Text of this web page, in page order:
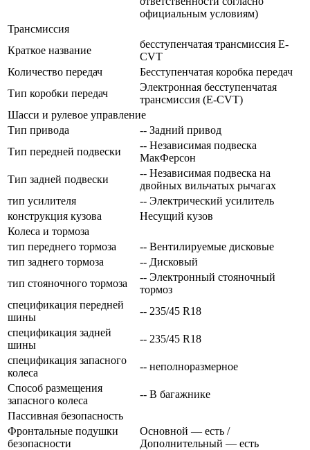
официальным условиям)
Трансмиссия
Краткое название
бесступенчатая трансмиссия E-
CVT
Количество передач
Беcступенчатая коробка передач
Тип коробки передач
Электронная бесступенчатая
трансмиссия (E-CVT)
Шасси и рулевое управление
Тип привода
-- Задний привод
Тип передней подвески
-- Независимая подвеска
МакФерсон
Тип задней подвески
-- Независимая подвеска на
двойных вильчатых рычагах
тип усилителя
-- Электрический усилитель
конструкция кузова
Несущий кузов
Колеса и тормоза
тип переднего тормоза
-- Вентилируемые дисковые
тип заднего тормоза
-- Дисковый
тип стояночного тормоза
-- Электронный стояночный
тормоз
спецификация передней
шины
-- 235/45 R18
спецификация задней
шины
-- 235/45 R18
спецификация запасного
колеса
-- неполноразмерное
Способ размещения
запасного колеса
-- В багажнике
Пассивная безопасность
Фронтальные подушки
безопасности
Основной — есть /
Дополнительный — есть